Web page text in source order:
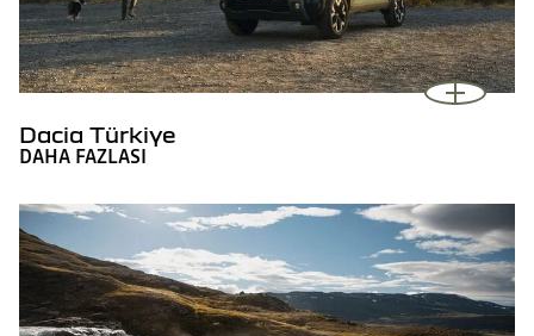
Dacia Türkiye
DAHA FAZLASI